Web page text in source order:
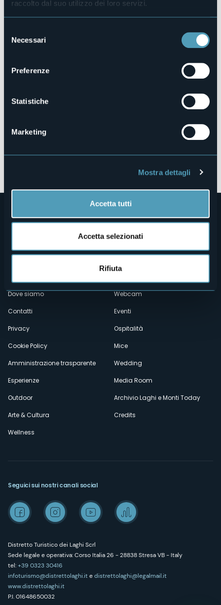
raccolto dal suo utilizzo dei loro servizi.
delNecessari
Preferenze
Statistiche
Marketing
Mostra dettagli
Accetta tutti
Accetta selezionati
Rifiuta
mercati-agricoli/mercato-…
Menù
secondario
Dove siamo
Contatti
Privacy
Cookie Policy
Amministrazione trasparente
Esperienze
Outdoor
Arte & Cultura
Wellness
Webcam
Eventi
Ospitalità
Mice
Wedding
Media Room
Archivio Laghi e Monti Today
Credits
Distretto Turistico dei Laghi Scrl
Sede legale e operativa: Corso Italia 26 - 28838 Stresa VB - Italy
tel:+39 0323 30416
infoturismo@distrettolaghi.itedistrettolaghi@legalmail.it
www.distrettolaghi.it
P.I. 01648650032
Seguici sui nostri canali social